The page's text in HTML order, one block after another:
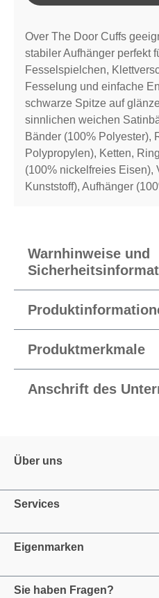
Over The Door Cuffs
stabiler Aufhänger perfekt
Fesselspielchen,
Fesselung und einfache
schwarze Spitze auf
sinnlichen weichen
Bänder (100% Polyester),
Polypropylen), Ketten,
(100% nickelfreies Eisen),
Kunststoff), Aufhänger
Warnhinweise und
Produktmerkmale
Anschrift des
Über uns
Services
Eigenmarken
Sie haben Fragen?